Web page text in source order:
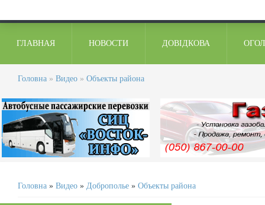
ГЛАВНАЯ НОВОСТИ ДОВІДКОВА
Головна » Видео » Объекты района
Головна » Видео » Доброполье » Объекты района